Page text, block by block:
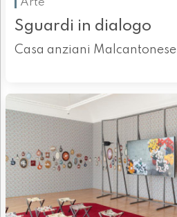
Arte
Sguardi in dialogo
Casa anziani Malcantonese